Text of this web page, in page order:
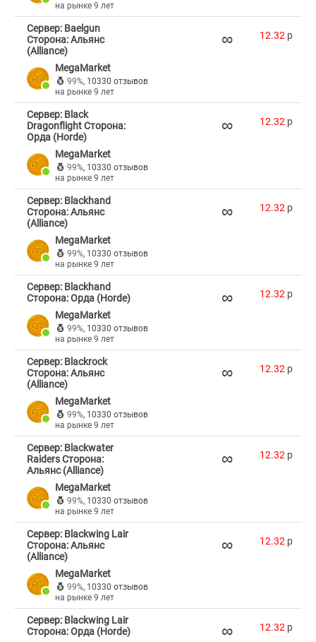
на рынке 9 лет
Сервер: Baelgun
Сторона: Альянс
(Alliance)
MegaMarket
99%, 10330 отзывов
на рынке 9 лет
∞ 12.32 p
Сервер: Black
Dragonflight Сторона:
Орда (Horde)
MegaMarket
99%, 10330 отзывов
на рынке 9 лет
∞ 12.32 p
Сервер: Blackhand
Сторона: Альянс
(Alliance)
MegaMarket
99%, 10330 отзывов
на рынке 9 лет
∞ 12.32 p
Сервер: Blackhand
Сторона: Орда (Horde)
MegaMarket
99%, 10330 отзывов
на рынке 9 лет
∞ 12.32 p
Сервер: Blackrock
Сторона: Альянс
(Alliance)
MegaMarket
99%, 10330 отзывов
на рынке 9 лет
∞ 12.32 p
Сервер: Blackwater
Raiders Сторона:
Альянс (Alliance)
MegaMarket
99%, 10330 отзывов
на рынке 9 лет
∞ 12.32 p
Сервер: Blackwing Lair
Сторона: Альянс
(Alliance)
MegaMarket
99%, 10330 отзывов
на рынке 9 лет
∞ 12.32 p
Сервер: Blackwing Lair
Сторона: Орда (Horde)
∞ 12.32 p